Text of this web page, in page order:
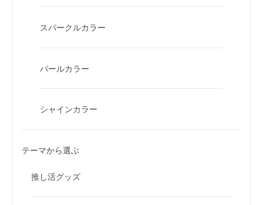
スパークルカラー
パールカラー
シャインカラー
テーマから選ぶ
推し活グッズ